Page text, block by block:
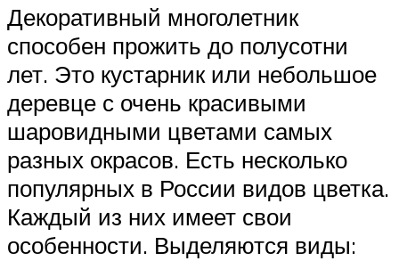
Декоративный многолетник
способен прожить до полусотни
лет. Это кустарник или небольшое
деревце с очень красивыми
шаровидными цветами самых
разных окрасов. Есть несколько
популярных в России видов цветка.
Каждый из них имеет свои
особенности. Выделяются виды: